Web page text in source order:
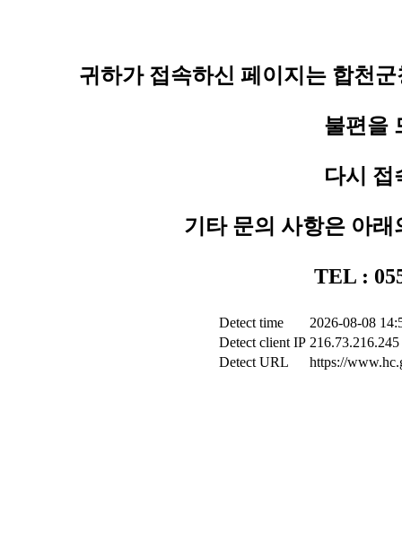
귀하가 접속하신 페이지는 합천
불편을
다시 접
기타 문의 사항은 아
TEL :
Detect time
2026-08-08
Detect client IP 216.73.216.245
Detect URL
https://